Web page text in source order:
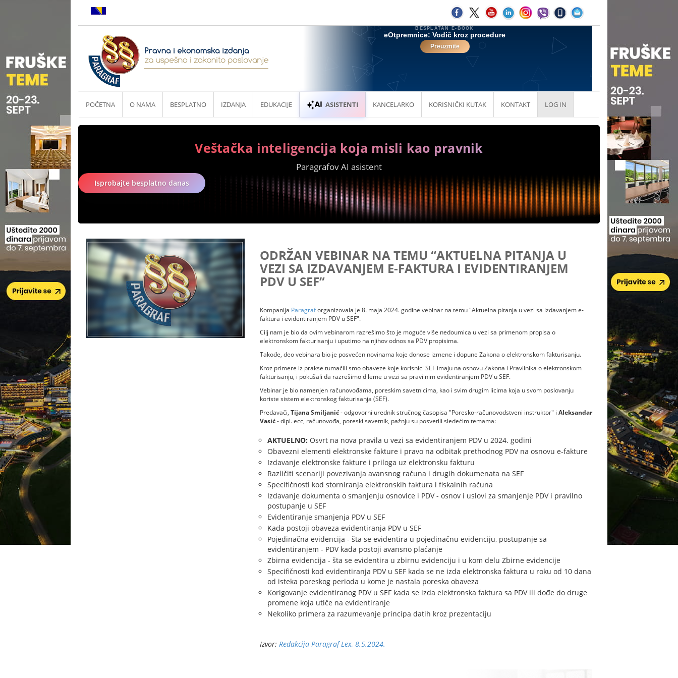
POČETNA O NAMA BESPLATNO IZDANJA EDUKACIJE ASISTENTI KANCELARKO KORISNIČKI KUTAK KONTAKT LOG IN
Veštačka inteligencija koja misli kao pravnik
Paragrafov AI asistent
Isprobajte besplatno danas
ODRŽAN VEBINAR NA TEMU “AKTUELNA PITANJA U
VEZI SA IZDAVANJEM E-FAKTURA I EVIDENTIRANJEM
PDV U SEF”
Kompanija Paragraforganizovala je 8. maja 2024. godine vebinar na temu "Aktuelna pitanja u vezi sa izdavanjem e-
faktura i evidentiranjem PDV u SEF".
Cilj nam je bio da ovim vebinarom razrešimo što je moguće više nedoumica u vezi sa primenom propisa o
elektronskom fakturisanju i uputimo na njihov odnos sa PDV propisima.
Takođe, deo vebinara bio je posvećen novinama koje donose izmene i dopune Zakona o elektronskom fakturisanju.
Kroz primere iz prakse tumačili smo obaveze koje korisnici SEF imaju na osnovu Zakona i Pravilnika o elektronskom
fakturisanju, i pokušali da razrešimo dileme u vezi sa pravilnim evidentiranjem PDV u SEF.
Vebinar je bio namenjen računovođama, poreskim savetnicima, kao i svim drugim licima koja u svom poslovanju
koriste sistem elektronskog fakturisanja (SEF).
Predavači, Tijana Smiljanić- odgovorni urednik stručnog časopisa "Poresko-računovodstveni instruktor" i Aleksandar
Vasić- dipl. ecc, računovođa, poreski savetnik, pažnju su posvetili sledećim temama:
AKTUELNO: Osvrt na nova pravila u vezi sa evidentiranjem PDV u 2024. godini
Obavezni elementi elektronske fakture i pravo na odbitak prethodnog PDV na osnovu e-fakture
Izdavanje elektronske fakture i priloga uz elektronsku fakturu
Različiti scenariji povezivanja avansnog računa i drugih dokumenata na SEF
Specifičnosti kod storniranja elektronskih faktura i fiskalnih računa
Izdavanje dokumenta o smanjenju osnovice i PDV - osnov i uslovi za smanjenje PDV i pravilno
postupanje u SEF
Evidentiranje smanjenja PDV u SEF
Kada postoji obaveza evidentiranja PDV u SEF
Pojedinačna evidencija - šta se evidentira u pojedinačnu evidenciju, postupanje sa
evidentiranjem - PDV kada postoji avansno plaćanje
Zbirna evidencija - šta se evidentira u zbirnu evidenciju i u kom delu Zbirne evidencije
Specifičnosti kod evidentiranja PDV u SEF kada se ne izda elektronska faktura u roku od 10 dana
od isteka poreskog perioda u kome je nastala poreska obaveza
Korigovanje evidentiranog PDV u SEF kada se izda elektronska faktura sa PDV ili dođe do druge
promene koja utiče na evidentiranje
Nekoliko primera za razumevanje principa datih kroz prezentaciju
Izvor: Redakcija Paragraf Lex, 8.5.2024.